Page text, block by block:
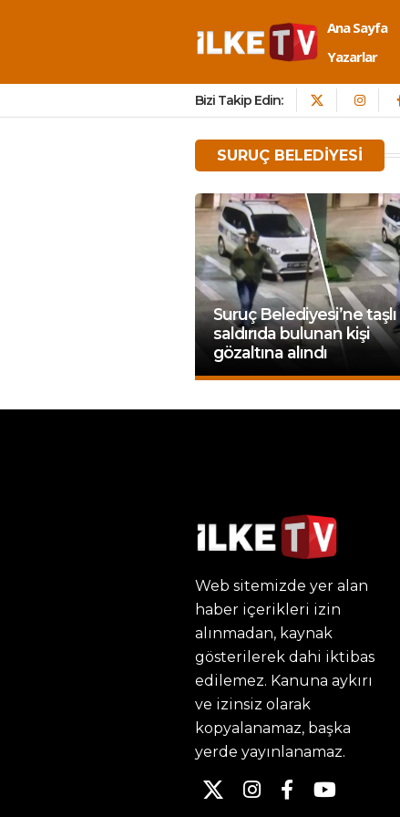
Ana Sayfa
Yazarlar
Bizi Takip Edin:
SURUÇ BELEDIYESI
Suruç Belediyesi’ne taşlı
saldırıda bulunan kişi
gözaltına alındı
Web sitemizde yer alan
haber içerikleri izin
alınmadan, kaynak
gösterilerek dahi iktibas
edilemez. Kanuna aykırı
ve izinsiz olarak
kopyalanamaz, başka
yerde yayınlanamaz.